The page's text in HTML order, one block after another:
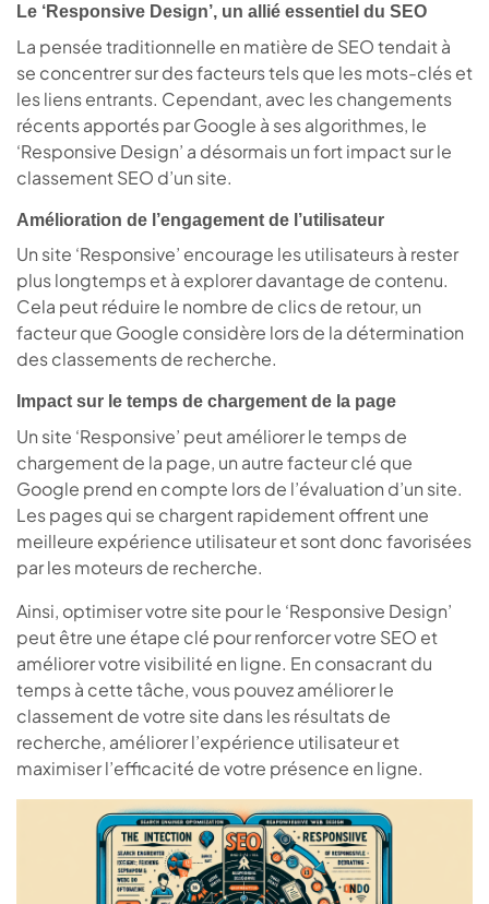
Le ‘Responsive Design’, un allié essentiel du SEO
La pensée traditionnelle en matière de SEO tendait à
se concentrer sur des facteurs tels que les mots-clés et
les liens entrants. Cependant, avec les changements
récents apportés par Google à ses algorithmes, le
‘Responsive Design’ a désormais un fort impact sur le
classement SEO d’un site.
Amélioration de l’engagement de l’utilisateur
Un site ‘Responsive’ encourage les utilisateurs à rester
plus longtemps et à explorer davantage de contenu.
Cela peut réduire le nombre de clics de retour, un
facteur que Google considère lors de la détermination
des classements de recherche.
Impact sur le temps de chargement de la page
Un site ‘Responsive’ peut améliorer le temps de
chargement de la page, un autre facteur clé que
Google prend en compte lors de l’évaluation d’un site.
Les pages qui se chargent rapidement offrent une
meilleure expérience utilisateur et sont donc favorisées
par les moteurs de recherche.
Ainsi, optimiser votre site pour le ‘Responsive Design’
peut être une étape clé pour renforcer votre SEO et
améliorer votre visibilité en ligne. En consacrant du
temps à cette tâche, vous pouvez améliorer le
classement de votre site dans les résultats de
recherche, améliorer l’expérience utilisateur et
maximiser l’efficacité de votre présence en ligne.